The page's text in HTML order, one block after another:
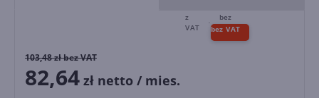
103,48zł bez VAT
82,64 zł netto / mies.